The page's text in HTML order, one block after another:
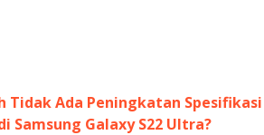
Tidak Ada Peningkatan Spesifikasi
Samsung Galaxy S22 Ultra?